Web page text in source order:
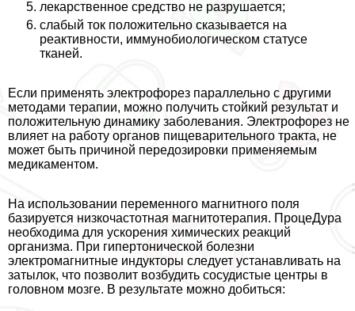
лекарственное средство не разрушается;
слабый ток положительно сказывается на
реактивности, иммунобиологическом статусе
тканей.
Если применять электрофорез параллельно с другими
методами терапии, можно получить стойкий результат и
положительную динамику заболевания. Электрофорез не
влияет на работу органов пищеварительного тpaкта, не
может быть причиной передозировки применяемым
медикаментом.
На использовании переменного магнитного поля
базируется низкочастотная магнитотерапия. ПроцеДypa
необходима для ускорения химических реакций
организма. При гипертонической болезни
электромагнитные индукторы следует устанавливать на
затылок, что позволит возбудить сосудистые центры в
головном мозге. В результате можно добиться: